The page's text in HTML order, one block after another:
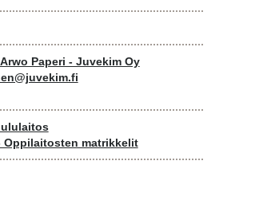
Paperi - Juvekim Oy
Oppilaitosten matrikkelit